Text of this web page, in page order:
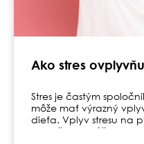
Ako stres
Stres je častým
môže mať výrazný
dieťa. Vplyv stresu na
aj mužov a môže byť